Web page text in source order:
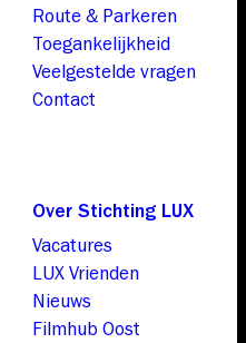
Route & Parkeren
Toegankelijkheid
Veelgestelde vragen
Contact
Over Stichting LUX
Vacatures
LUX Vrienden
Nieuws
Filmhub Oost